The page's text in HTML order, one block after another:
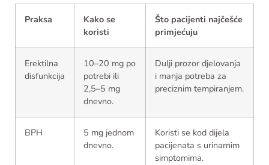
Praksa
Kako se
koristi
Što pacijenti najčešće
primjećuju
Erektilna
disfunkcija
10–20 mg po
potrebi ili
2,5–5 mg
dnevno.
Dulji prozor djelovanja
i manja potreba za
preciznim tempiranjem.
BPH
5 mg jednom
dnevno.
Koristi se kod dijela
pacijenata s urinarnim
simptomima.